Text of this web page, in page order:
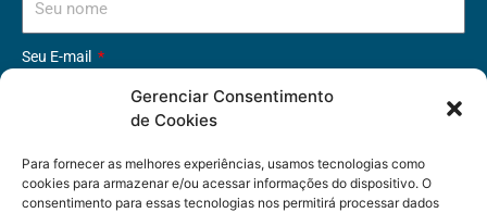
Gerenciar Consentimento
de Cookies
Para fornecer as melhores experiências, usamos tecnologias como
cookies para armazenar e/ou acessar informações do dispositivo. O
consentimento para essas tecnologias nos permitirá processar dados
Seu E-mail
Política de Privacidade »